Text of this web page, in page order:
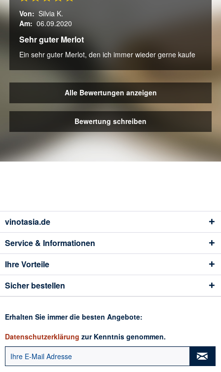
Von: Silvia K.
Am: 06.09.2020
Sehr guter Merlot
Ein sehr guter Merlot, den ich immer wieder gerne kaufe
Alle Bewertungen anzeigen
Bewertung schreiben
vinotasia.de
Service & Informationen
Ihre Vorteile
Sicher bestellen
Erhalten Sie immer die besten Angebote:
Datenschutzerklärung zur Kenntnis genommen.